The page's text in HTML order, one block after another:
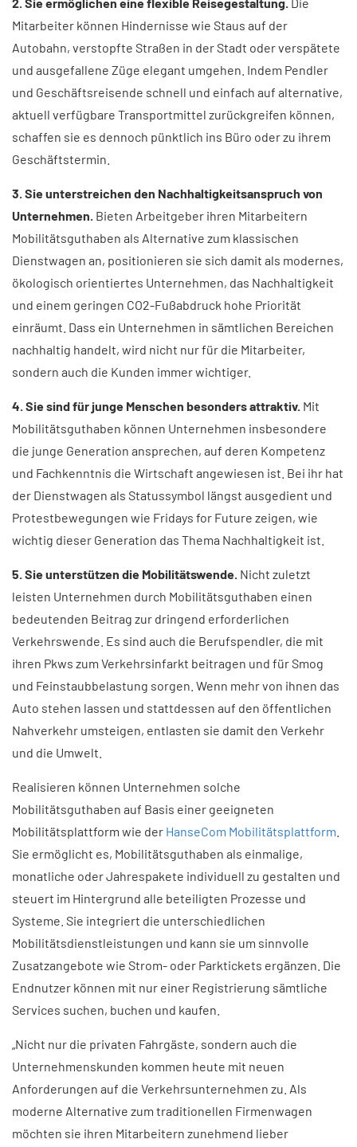
2. Sie ermöglichen eine flexible Reisegestaltung. Die
Mitarbeiter können Hindernisse wie Staus auf der
Autobahn, verstopfte Straßen in der Stadt oder verspätete
und ausgefallene Züge elegant umgehen. Indem Pendler
und Geschäftsreisende schnell und einfach auf alternative,
aktuell verfügbare Transportmittel zurückgreifen können,
schaffen sie es dennoch pünktlich ins Büro oder zu ihrem
Geschäftstermin.
3. Sie unterstreichen den Nachhaltigkeitsanspruch von
Unternehmen. Bieten Arbeitgeber ihren Mitarbeitern
Mobilitätsguthaben als Alternative zum klassischen
Dienstwagen an, positionieren sie sich damit als modernes,
ökologisch orientiertes Unternehmen, das Nachhaltigkeit
und einem geringen CO2-Fußabdruck hohe Priorität
einräumt. Dass ein Unternehmen in sämtlichen Bereichen
nachhaltig handelt, wird nicht nur für die Mitarbeiter,
sondern auch die Kunden immer wichtiger.
4. Sie sind für junge Menschen besonders attraktiv. Mit
Mobilitätsguthaben können Unternehmen insbesondere
die junge Generation ansprechen, auf deren Kompetenz
und Fachkenntnis die Wirtschaft angewiesen ist. Bei ihr hat
der Dienstwagen als Statussymbol längst ausgedient und
Protestbewegungen wie Fridays for Future zeigen, wie
wichtig dieser Generation das Thema Nachhaltigkeit ist.
5. Sie unterstützen die Mobilitätswende. Nicht zuletzt
leisten Unternehmen durch Mobilitätsguthaben einen
bedeutenden Beitrag zur dringend erforderlichen
Verkehrswende. Es sind auch die Berufspendler, die mit
ihren Pkws zum Verkehrsinfarkt beitragen und für Smog
und Feinstaubbelastung sorgen. Wenn mehr von ihnen das
Auto stehen lassen und stattdessen auf den öffentlichen
Nahverkehr umsteigen, entlasten sie damit den Verkehr
und die Umwelt.
Realisieren können Unternehmen solche
Mobilitätsguthaben auf Basis einer geeigneten
Mobilitätsplattform wie der HanseCom Mobilitätsplattform
Sie ermöglicht es, Mobilitätsguthaben als einmalige,
monatliche oder Jahrespakete individuell zu gestalten und
steuert im Hintergrund alle beteiligten Prozesse und
Systeme. Sie integriert die unterschiedlichen
Mobilitätsdienstleistungen und kann sie um sinnvolle
Zusatzangebote wie Strom- oder Parktickets ergänzen. Die
Endnutzer können mit nur einer Registrierung sämtliche
Services suchen, buchen und kaufen.
„Nicht nur die privaten Fahrgäste, sondern auch die
Unternehmenskunden kommen heute mit neuen
Anforderungen auf die Verkehrsunternehmen zu. Als
moderne Alternative zum traditionellen Firmenwagen
möchten sie ihren Mitarbeitern zunehmend lieber